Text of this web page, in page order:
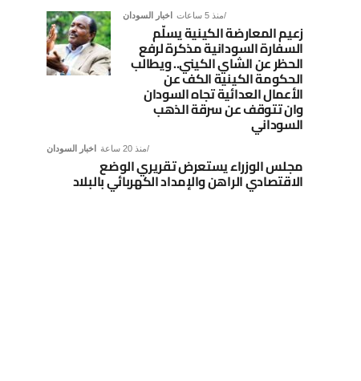
اخبار السودان منذ 5 ساعات
زعيم المعارضة الكينية يسلّم
السفارة السودانية مذكرة لرفع
الحظر عن الشاي الكيني.. ويطالب
الحكومة الكينية الكف عن
الأعمال العدائية تجاه السودان
وان تتوقف عن سرقة الذهب
السوداني
اخبار السودان منذ 20 ساعة
مجلس الوزراء يستعرض تقريري الوضع
الاقتصادي الراهن والإمداد الكهربائي بالبلاد